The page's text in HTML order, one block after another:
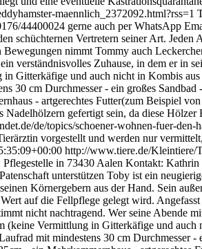
maennlich_2372092.html?rss=1
44400024 gerne auch per WhatsApp
schüchternen Vertretern seiner Art.
nimmt Tommy auch
verständnisvolles Zuhause, in dem er in
Gitterkäfige und auch nicht in Kombis
30 cm Durchmesser - ein großes
- artgerechtes Futter(zum Beispiel
gefertigt sein, da diese
de/topics/schoener-wohnen-fuer-
vorgestellt und werden nur
http://www.tiere.de/Kleintiere/
in 73430 Aalen Kontakt:
unterstützen Toby ist ein
Körnergebern aus der Hand. Sein
auf die Fellpflege gelegt wird.
nicht nachtragend. Wer seine Abende
Vermittlung in Gitterkäfige und
mit mindestens 30 cm